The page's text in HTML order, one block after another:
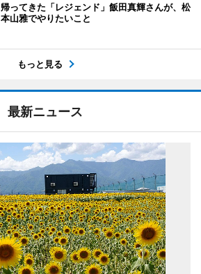
帰ってきた「レジェンド」飯田真輝さんが、松
本山雅でやりたいこと
もっと見る
最新ニュース